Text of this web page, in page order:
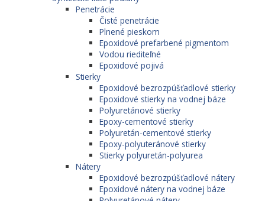
Penetrácie
Čisté penetrácie
Plnené pieskom
Epoxidové prefarbené pigmentom
Vodou riediteľné
Epoxidové pojivá
Stierky
Epoxidové bezrozpúšťadlové stierky
Epoxidové stierky na vodnej báze
Polyuretánové stierky
Epoxy-cementové stierky
Polyuretán-cementové stierky
Epoxy-polyuteránové stierky
Stierky polyuretán-polyurea
Nátery
Epoxidové bezrozpúšťadlové nátery
Epoxidové nátery na vodnej báze